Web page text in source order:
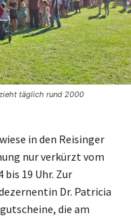
täglich rund 2000
in den Reisinger
nur verkürzt vom
bis 19 Uhr. Zur
Dr. Patricia
die am